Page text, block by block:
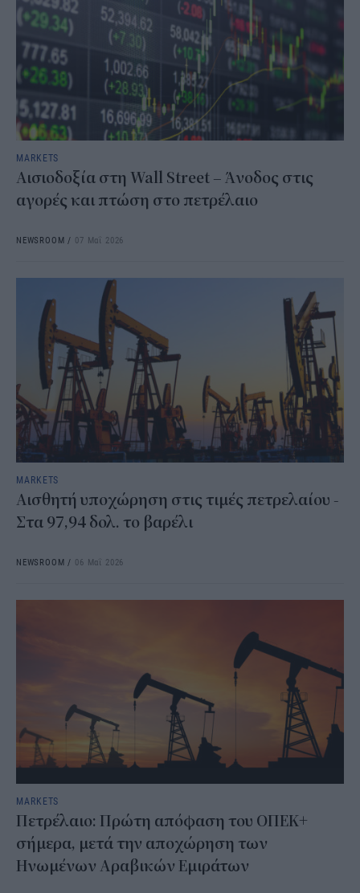
MARKETS
Αισιοδοξία στη Wall Street – Άνοδος στις
αγορές και πτώση στο πετρέλαιο
NEWSROOM / 07 Μαΐ 2026
MARKETS
Αισθητή υποχώρηση στις τιμές πετρελαίου -
Στα 97,94 δολ. το βαρέλι
NEWSROOM / 06 Μαΐ 2026
MARKETS
Πετρέλαιο: Πρώτη απόφαση του ΟΠΕΚ+
σήμερα, μετά την αποχώρηση των
Ηνωμένων Αραβικών Εμιράτων